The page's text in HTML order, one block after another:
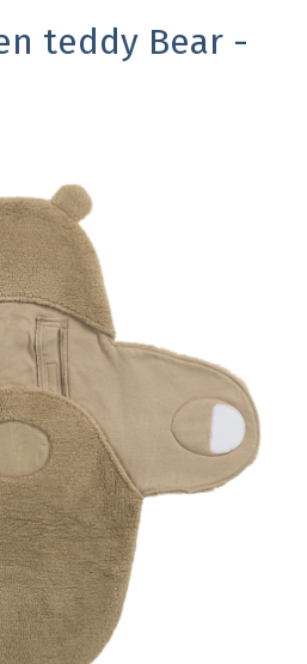
teddy Bear -